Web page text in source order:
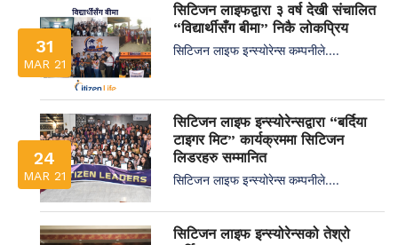
31
MAR 21
सिटिजन लाइफद्वारा ३ वर्ष देखी संचालित
“विद्यार्थीसँग बीमा” निकै लोकप्रिय
सिटिजन लाइफ इन्स्योरेन्स कम्पनीले....
24
MAR 21
सिटिजन लाइफ इन्स्योरेन्सद्वारा “बर्दिया
टाइगर मिट” कार्यक्रममा सिटिजन
लिडरहरु सम्मानित
सिटिजन लाइफ इन्स्योरेन्स कम्पनीले....
सिटिजन लाइफ इन्स्योरेन्सको तेश्रो